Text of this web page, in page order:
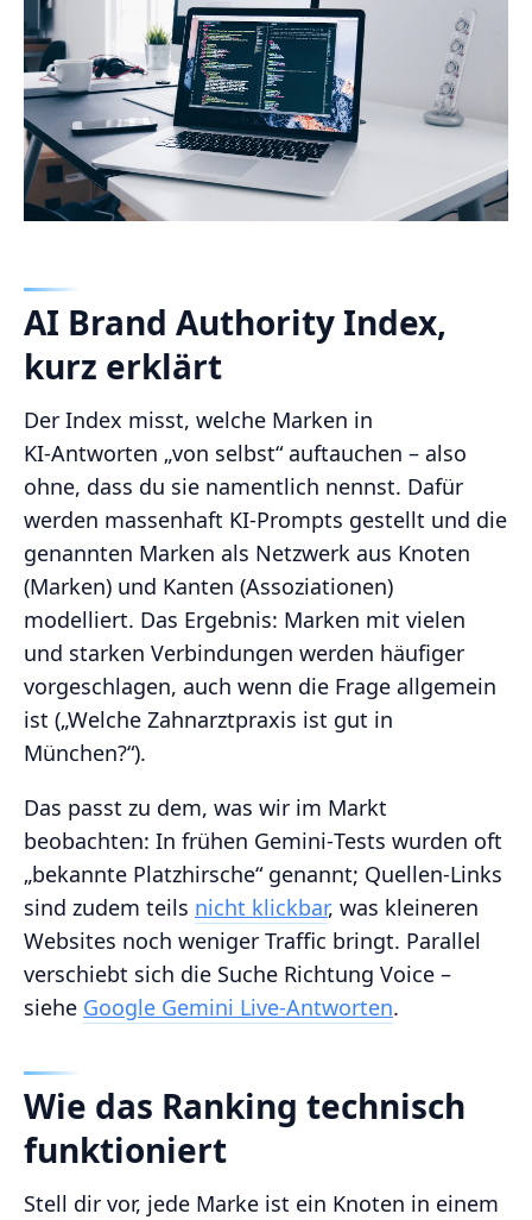
AI Brand Authority Index,
kurz erklärt
Der Index misst, welche Marken in
KI‑Antworten „von selbst“ auftauchen – also
ohne, dass du sie namentlich nennst. Dafür
werden massenhaft KI‑Prompts gestellt und die
genannten Marken als Netzwerk aus Knoten
(Marken) und Kanten (Assoziationen)
modelliert. Das Ergebnis: Marken mit vielen
und starken Verbindungen werden häufiger
vorgeschlagen, auch wenn die Frage allgemein
ist („Welche Zahnarztpraxis ist gut in
München?“).
Das passt zu dem, was wir im Markt
beobachten: In frühen Gemini‑Tests wurden oft
„bekannte Platzhirsche“ genannt; Quellen‑Links
sind zudem teils nicht klickbar, was kleineren
Websites noch weniger Traffic bringt. Parallel
verschiebt sich die Suche Richtung Voice –
siehe Google Gemini Live‑Antworten.
Wie das Ranking technisch
funktioniert
Stell dir vor, jede Marke ist ein Knoten in einem